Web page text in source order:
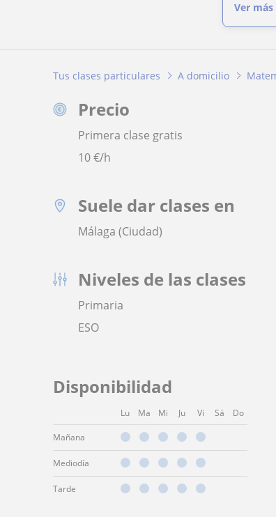
Ver más
Tus clases particulares A domicilio
Precio
Primera clase gratis
10€/h
Suele dar clases en
Málaga (Ciudad)
Niveles de las clases
Primaria
ESO
Disponibilidad
Lu Ma Mi Ju Vi Sá Do
Mañana
Mediodía
Tarde